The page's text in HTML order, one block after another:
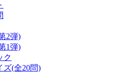
2弾)
1弾)
ク
ズ(全20問)